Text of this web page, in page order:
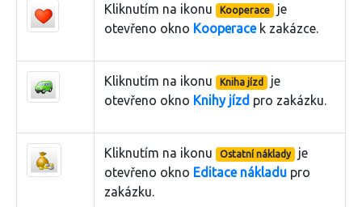
Kliknutím na ikonu Kooperace
je
otevřeno okno Kooperacek zakázce.
Kliknutím na ikonu Kniha jízd
je
otevřeno okno Knihy jízd pro zakázku.
Kliknutím na ikonu Ostatní náklady
je
otevřeno okno Editace nákladu pro
zakázku.